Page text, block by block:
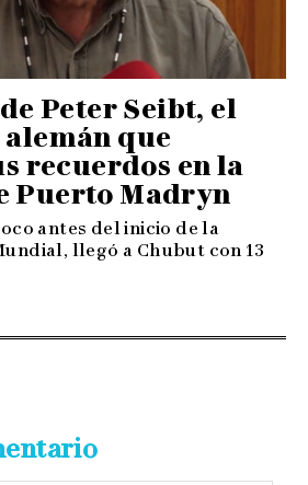
Peter Seibt, el
que
recuerdos en la
Puerto Madryn
antes del inicio de la
llegó a Chubut con 13